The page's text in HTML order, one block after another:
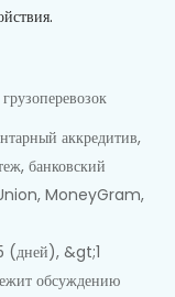
аккредитив,
банковский
MoneyGram,
(дней), &gt;1
обсуждению